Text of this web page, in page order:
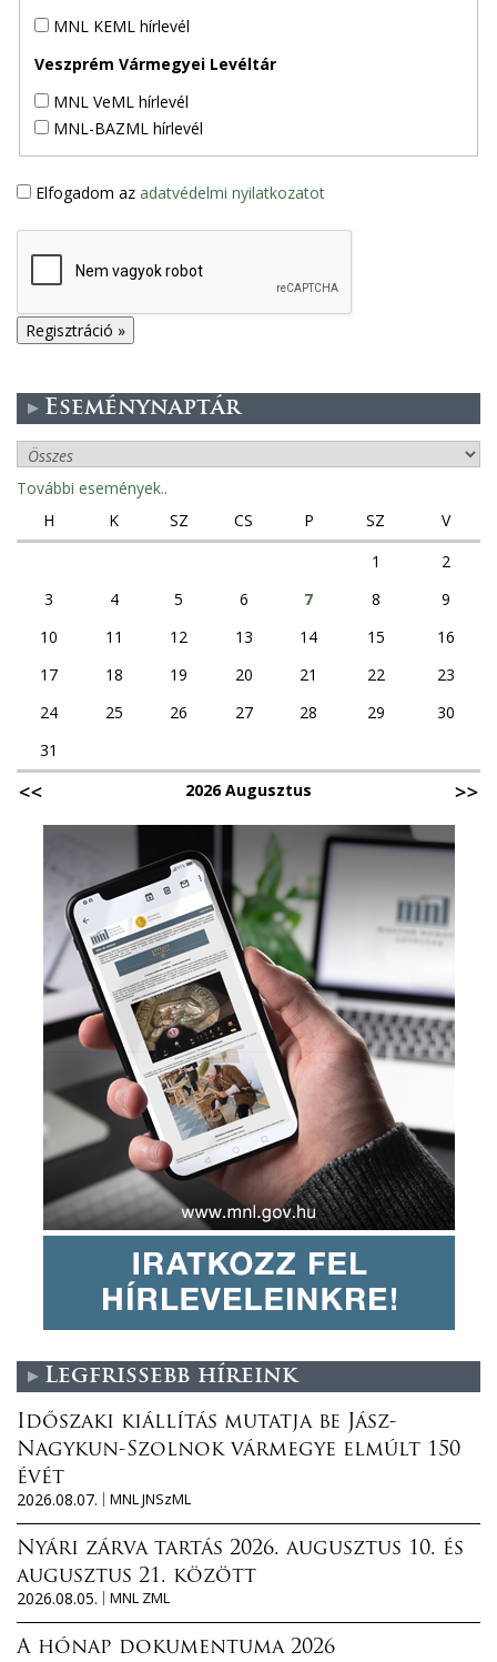
MNL KEML hírlevél
Veszprém Vármegyei Levéltár
MNL VeML hírlevél
MNL-BAZML hírlevél
Elfogadom az adatvédelmi nyilatkozatot
Eseménynaptár
További események..
H
K SZ CS P SZ
V
1
2
3
4 5 6 7 8
9
10
11 12 13 14 15
16
17
18 19 20 21 22
23
24
25 26 27 28 29
30
31
2026 Augusztus
Legfrissebb híreink
Időszaki kiállítás mutatja be Jász-
Nagykun-Szolnok vármegye elmúlt 150
évét
2026.08.07.
MNL JNSzML
Nyári zárva tartás 2026. augusztus 10. és
augusztus 21. között
2026.08.05.
MNL ZML
A hónap dokumentuma 2026